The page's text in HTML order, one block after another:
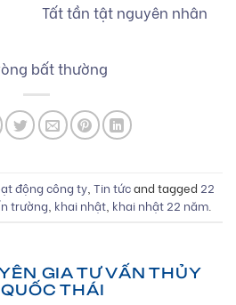
Tất tần tật nguyên nhân
bất thường
động công ty Tin tứcand tagged 22
trường khai nhật khai nhật 22 năm
GIA TƯ VẤN THỦY
THÁI